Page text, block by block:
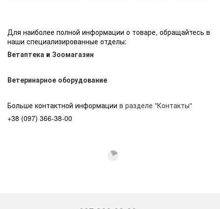
Для наиболее полной информации о товаре, обращайтесь в
наши специализированные отделы:
Ветаптека и Зоомагазин
Ветеринарное оборудование
Больше контактной информации в разделе "Контакты"
+38 (097) 366-38-00